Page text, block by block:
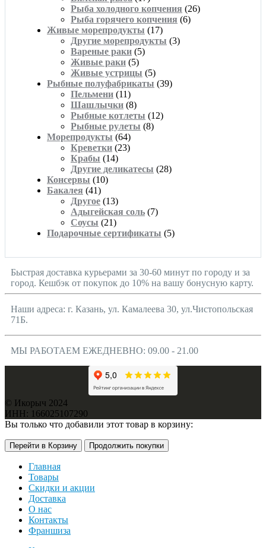
Рыба холодного копчения (26)
Рыба горячего копчения (6)
Живые морепродукты (17)
Другие морепродукты (3)
Вареные раки (5)
Живые раки (5)
Живые устрицы (5)
Рыбные полуфабрикаты (39)
Пельмени (11)
Шашлычки (8)
Рыбные котлеты (12)
Рыбные рулеты (8)
Морепродукты (64)
Креветки (23)
Крабы (14)
Другие деликатесы (28)
Консервы (10)
Бакалея (41)
Другое (13)
Адыгейская соль (7)
Соусы (21)
Подарочные сертификаты (5)
Быстрая доставка курьерами за 30-60 минут по городу и за
город. Кешбэк от покупок до 10% на вашу бонусную карту.
Наши адреса: г. Казань, ул. Камалеева 30, ул.Чистопольская
71Б.
МЫ РАБОТАЕМ ЕЖЕДНЕВНО: 09.00 - 21.00
© Икорыч 2024
ИНН: 166025107290
Вы только что добавили этот товар в корзину:
Перейти в Корзину Продолжить покупки
Главная
Товары
Скидки и акции
Доставка
О нас
Контакты
Франшиза